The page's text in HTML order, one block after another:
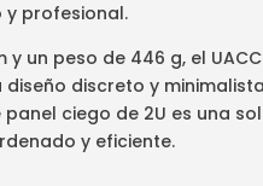
profesional.
y un peso de 446 g, el
discreto y
ciego de 2U es una
y eficiente.